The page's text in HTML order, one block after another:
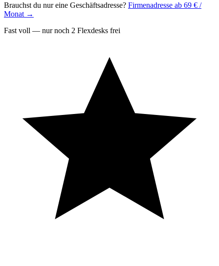
Brauchst du nur eine Geschäftsadresse? Firmenadresse ab 69 € /
Monat →
Fast voll — nur noch 2 Flexdesks frei